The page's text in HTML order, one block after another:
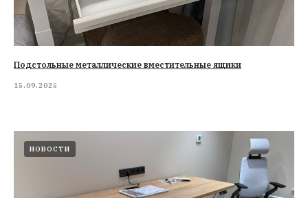
Подстольные металлические вместительные ящики
15.09.2025
НОВОСТИ